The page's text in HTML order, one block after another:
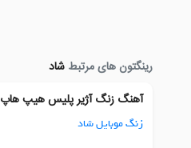
رینگتون های مرتبط شاد
آهنگ زنگ آژیر پلیس هیپ هاپ
زنگ موبایل شاد